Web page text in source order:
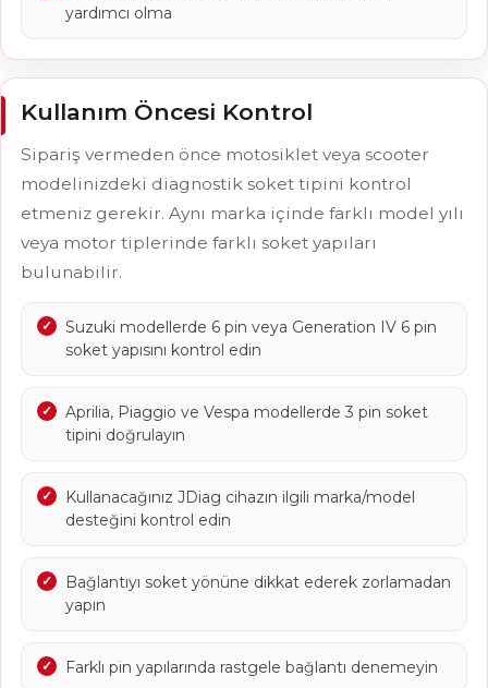
yardımcı olma
Kullanım Öncesi Kontrol
Sipariş vermeden önce motosiklet veya scooter
modelinizdeki diagnostik soket tipini kontrol
etmeniz gerekir. Aynı marka içinde farklı model yılı
veya motor tiplerinde farklı soket yapıları
bulunabilir.
Suzuki modellerde 6 pin veya Generation IV 6 pin
soket yapısını kontrol edin
Aprilia, Piaggio ve Vespa modellerde 3 pin soket
tipini doğrulayın
Kullanacağınız JDiag cihazın ilgili marka/model
desteğini kontrol edin
Bağlantıyı soket yönüne dikkat ederek zorlamadan
yapın
Farklı pin yapılarında rastgele bağlantı denemeyin